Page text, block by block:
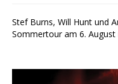
Stef Burns, Will Hunt und
Sommertour am 6. August